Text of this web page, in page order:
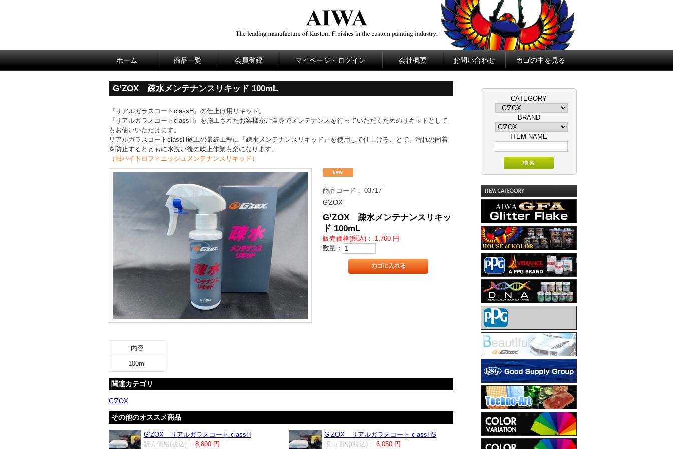
ホーム 商品一覧 会員登録 マイページ・ログイン 会社概要 お問い合わせ カゴの中を見る
G’ZOX 疎水メンテナンスリキッド 100mL
『リアルガラスコートclassH』の仕上げ用リキッド。
『リアルガラスコートclassH』を施工されたお客様がご自身でメンテナンスを行っていただくためのリキッドとして
もお使いいただけます。
リアルガラスコートclassH施工の最終工程に『疎水メンテナンスリキッド』を使用して仕上げることで、汚れの固着
を防止するとともに水洗い後の吹上作業も楽になります。
（旧ハイドロフィニッシュメンテナンスリキッド）
商品コード： 03717
G'ZOX
G’ZOX 疎水メンテナンスリキッ
ド 100mL
販売価格(税込)： 1,760 円
数量：
内容
100ml
関連カテゴリ
G'ZOX
その他のオススメ商品
G’ZOX リアルガラスコート classH
販売価格(税込)：
8,800 円
G’ZOX リアルガラスコート classHS
販売価格(税込)：
6,050 円
CATEGORY
BRAND
ITEM NAME
GFA Glitter Flake AIWA
HOUSE OF KOLOR
PPG VIBRANCE COLLECTION
DNA
PPG
G'ZOX
GSG
Techno-Art
カラーバリエーション
カラーバリエーション